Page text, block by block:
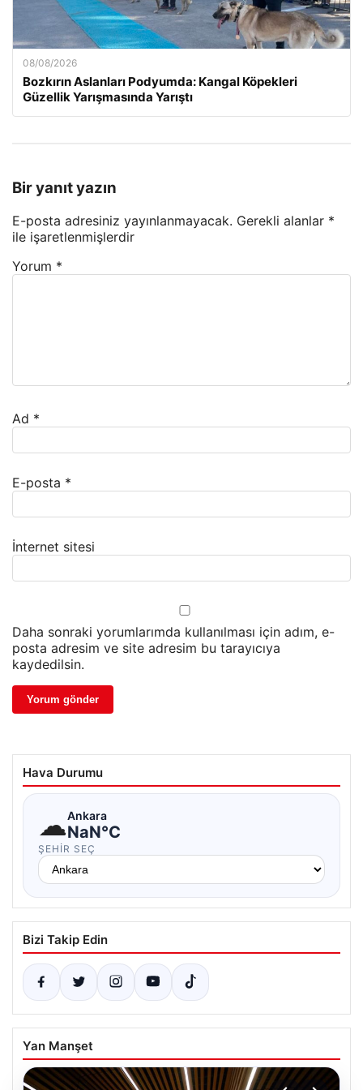
08/08/2026
Bozkırın Aslanları Podyumda: Kangal Köpekleri
Güzellik Yarışmasında Yarıştı
Bir yanıt yazın
E-posta adresiniz yayınlanmayacak. Gerekli alanlar *
ile işaretlenmişlerdir
Yorum *
Ad *
E-posta *
İnternet sitesi
Daha sonraki yorumlarımda kullanılması için adım, e-
posta adresim ve site adresim bu tarayıcıya
kaydedilsin.
Hava Durumu
☁Ankara
NaN°C
ŞEHIR SEÇ
Bizi Takip Edin
Yan Manşet